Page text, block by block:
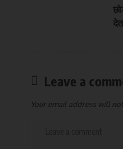
Leave a
Your email address will